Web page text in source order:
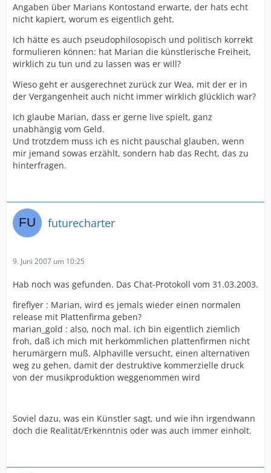
Angaben über Marians Kontostand erwarte, der hats echt
nicht kapiert, worum es eigentlich geht.
Ich hätte es auch pseudophilosopisch und politisch korrekt
formulieren können: hat Marian die künstlerische Freiheit,
wirklich zu tun und zu lassen was er will?
Wieso geht er ausgerechnet zurück zur Wea, mit der er in
der Vergangenheit auch nicht immer wirklich glücklich war?
Ich glaube Marian, dass er gerne live spielt, ganz
unabhängig vom Geld.
Und trotzdem muss ich es nicht pauschal glauben, wenn
mir jemand sowas erzählt, sondern hab das Recht, das zu
hinterfragen.
futurecharter
9. Juni 2007 um 10:25
Hab noch was gefunden. Das Chat-Protokoll vom 31.03.2003.
fireflyer : Marian, wird es jemals wieder einen normalen
release mit Plattenfirma geben?
marian_gold : also, noch mal. ich bin eigentlich ziemlich
froh, daß ich mich mit herkömmlichen plattenfirmen nicht
herumärgern muß. Alphaville versucht, einen alternativen
weg zu gehen, damit der destruktive kommerzielle druck
von der musikproduktion weggenommen wird
Soviel dazu, was ein Künstler sagt, und wie ihn irgendwann
doch die Realität/Erkenntnis oder was auch immer einholt.